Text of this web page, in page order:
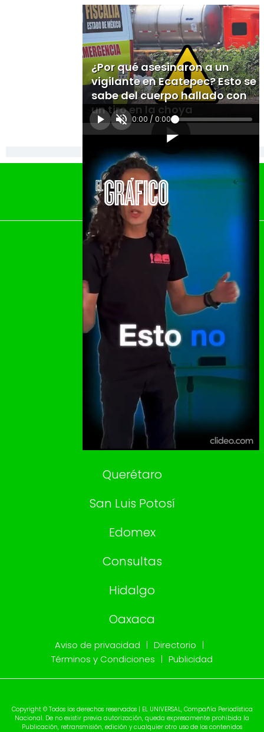
¿Por qué asesinaron a un
vigilante en Ecatepec? Esto se
sabe del cuerpo hallado con
un tiro en la choya
0:00 / 0:00
[Publicidad]
El Universal
Vive USA
De 10 sports
Confabulario
Aviso Oportuno
Consultas
Querétaro
San Luis Potosí
Edomex
Consultas
Hidalgo
Oaxaca
Aviso de privacidad
Directorio
Términos y Condiciones
Publicidad
Copyright © Todos los derechos reservados | EL UNIVERSAL, Compañía Periodística
Nacional. De no existir previa autorización, queda expresamente prohibida la
Publicación, retransmisión, edición y cualquier otro uso de los contenidos